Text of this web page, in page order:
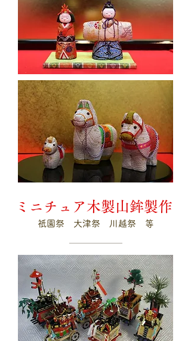
ミニチュア木製山鉾製作
祇園祭 大津祭 川越祭 等